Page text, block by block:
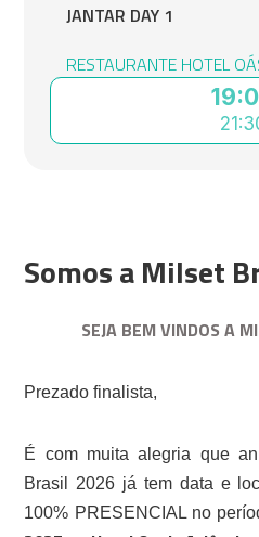
JANTAR DAY 1
RESTAURANTE HOTEL
Somos a Milset
SEJA BEM VINDOS A
Prezado finalista,
É com muita alegria que
Brasil 2026 já tem data e
100% PRESENCIAL no